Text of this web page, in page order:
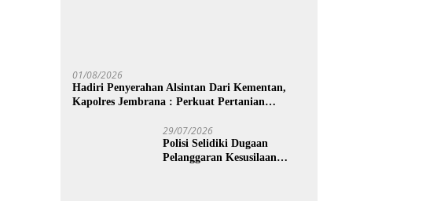
01/08/2026
Hadiri Penyerahan Alsintan Dari Kementan,
Kapolres Jembrana : Perkuat Pertanian
29/07/2026
Polisi Selidiki Dugaan
Pelanggaran Kesusilaan